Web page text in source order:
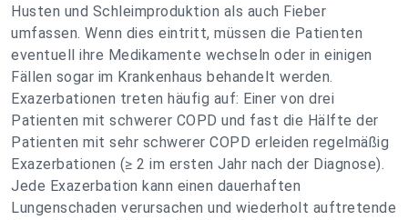
Husten und Schleimproduktion als auch Fieber
umfassen. Wenn dies eintritt, müssen die Patienten
eventuell ihre Medikamente wechseln oder in einigen
Fällen sogar im Krankenhaus behandelt werden.
Exazerbationen treten häufig auf: Einer von drei
Patienten mit schwerer COPD und fast die Hälfte der
Patienten mit sehr schwerer COPD erleiden regelmäßig
Exazerbationen (≥ 2 im ersten Jahr nach der Diagnose).
Jede Exazerbation kann einen dauerhaften
Lungenschaden verursachen und wiederholt auftretende